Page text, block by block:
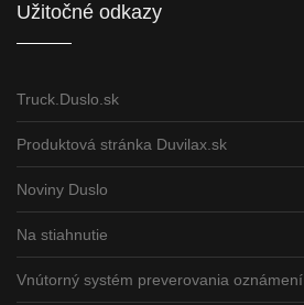
Užitočné odkazy
Truck.Duslo.sk
Produktová stránka Duvilax.sk
Noviny Duslo
Na stiahnutie
Vnútorný systém preverovania oznámení